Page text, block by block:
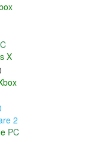
X
2
PC